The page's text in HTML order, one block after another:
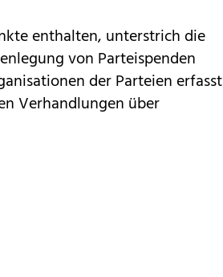
enthalten, unterstrich die
von Parteispenden
der Parteien erfasst
Verhandlungen über